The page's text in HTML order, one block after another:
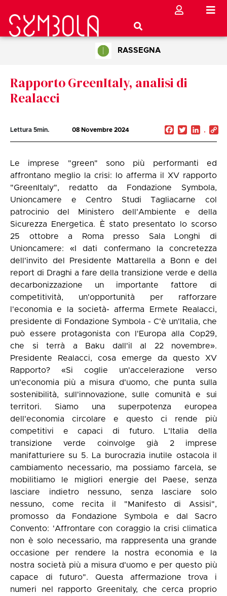
RASSEGNA
Rapporto GreenItaly, analisi di
Realacci
Lettura 5min. 08 Novembre 2024 Facebook
Twitter
Le imprese "green" sono più performanti ed
affrontano meglio la crisi: lo afferma il XV rapporto
"GreenItaly", redatto da Fondazione Symbola,
Unioncamere e Centro Studi Tagliacarne col
patrocinio del Ministero dell'Ambiente e della
Sicurezza Energetica. È stato presentato lo scorso
25 ottobre a Roma presso Sala Longhi di
Unioncamere: «I dati confermano la concretezza
dell'invito del Presidente Mattarella a Bonn e del
report di Draghi a fare della transizione verde e della
decarbonizzazione un importante fattore di
competitività, un'opportunità per rafforzare
l'economia e la società- afferma Ermete Realacci,
presidente di Fondazione Symbola - C'è un'Italia, che
può essere protagonista con l'Europa alla Cop29,
che si terrà a Baku dall'il al 22 novembre».
Presidente Realacci, cosa emerge da questo XV
Rapporto? «Si coglie un'accelerazione verso
un'economia più a misura d'uomo, che punta sulla
sostenibilità, sull'innovazione, sulle comunità e sui
territori. Siamo una superpotenza europea
dell'economia circolare e questo ci rende più
competitivi e capaci di futuro. L'Italia della
transizione verde coinvolge già 2 imprese
manifatturiere su 5. La burocrazia inutile ostacola il
cambiamento necessario, ma possiamo farcela, se
mobilitiamo le migliori energie del Paese, senza
lasciare indietro nessuno, senza lasciare solo
nessuno, come recita il "Manifesto di Assisi",
promosso da Fondazione Symbola e dal Sacro
Convento: 'Affrontare con coraggio la crisi climatica
non è solo necessario, ma rappresenta una grande
occasione per rendere la nostra economia e la
nostra società più a misura d'uomo e per questo più
capace di futuro". Questa affermazione trova i
numeri nel rapporto Greenitaly, che cerca proprio